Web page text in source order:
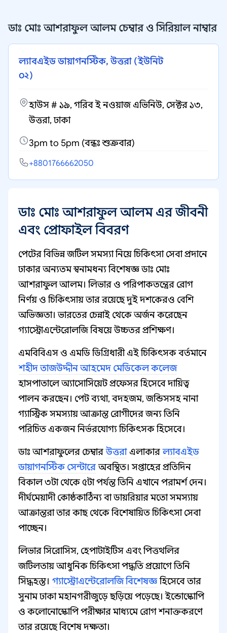
ডাঃ মোঃ আশরাফুল আলম চেম্বার ও সিরিয়াল নাম্বার
ল্যাবএইড ডায়াগনস্টিক, উত্তরা (ইউনিট
০২)
হাউস # ১৯, গরিব ই নওয়াজ এভিনিউ, সেক্টর ১৩,
উত্তরা, ঢাকা
3pm to 5pm (বন্ধঃ শুক্রবার)
+8801766662050
ডাঃ মোঃ আশরাফুল আলম এর জীবনী
এবং প্রোফাইল বিবরণ
পেটের বিভিন্ন জটিল সমস্যা নিয়ে চিকিৎসা সেবা প্রদানে
ঢাকার অন্যতম স্বনামধন্য বিশেষজ্ঞ ডাঃ মোঃ
আশরাফুল আলম। লিভার ও পরিপাকতন্ত্রের রোগ
নির্ণয় ও চিকিৎসায় তার রয়েছে দুই দশকেরও বেশি
অভিজ্ঞতা। ভারতের চেন্নাই থেকে অর্জন করেছেন
গ্যাস্ট্রোএন্টেরোলজি বিষয়ে উচ্চতর প্রশিক্ষণ।
এমবিবিএস ও এমডি ডিগ্রিধারী এই চিকিৎসক বর্তমানে
শহীদ তাজউদ্দীন আহমেদ মেডিকেল কলেজ
হাসপাতালে অ্যাসোসিয়েট প্রফেসর হিসেবে দায়িত্ব
পালন করছেন। পেট ব্যথা, বদহজম, জন্ডিসসহ নানা
গ্যাস্ট্রিক সমস্যায় আক্রান্ত রোগীদের জন্য তিনি
পরিচিত একজন নির্ভরযোগ্য চিকিৎসক হিসেবে।
ডাঃ আশরাফুলের চেম্বার উত্তরা এলাকার ল্যাবএইড
ডায়াগনস্টিক সেন্টারেঅবস্থিত। সপ্তাহের প্রতিদিন
বিকাল ৩টা থেকে ৫টা পর্যন্ত তিনি এখানে পরামর্শ দেন।
দীর্ঘমেয়াদী কোষ্ঠকাঠিন্য বা ডায়রিয়ার মতো সমস্যায়
আক্রান্তরা তার কাছ থেকে বিশেষায়িত চিকিৎসা সেবা
পাচ্ছেন।
লিভার সিরোসিস, হেপাটাইটিস এবং পিত্তথলির
জটিলতায় আধুনিক চিকিৎসা পদ্ধতি প্রয়োগে তিনি
সিদ্ধহস্ত। গ্যাস্ট্রোএন্টেরোলজি বিশেষজ্ঞহিসেবে তার
সুনাম ঢাকা মহানগরীজুড়ে ছড়িয়ে পড়েছে। ইন্ডোস্কোপি
ও কলোনোস্কোপি পরীক্ষার মাধ্যমে রোগ শনাক্তকরণে
তার রয়েছে বিশেষ দক্ষতা।